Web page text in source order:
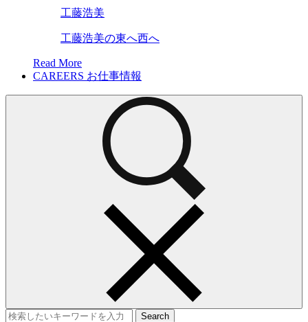
工藤浩美
工藤浩美の東へ西へ
Read More
CAREERS お仕事情報